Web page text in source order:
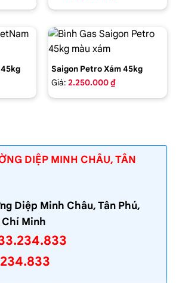
Saigon Petro Xám 45kg
Giá: 2.250.000 ₫
DIỆP MINH CHÂU, TÂN
Diệp Minh Châu, Tân Phú,
Minh